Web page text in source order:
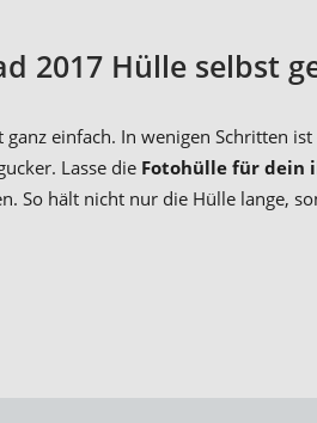
2017 Hülle selbst
ganz einfach. In wenigen Schritten
Lasse die Fotohülle für dein
So hält nicht nur die Hülle lange,